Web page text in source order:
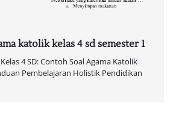
katolik kelas 4 sd semester 1
4 SD: Contoh Soal Agama Katolik
Pembelajaran Holistik Pendidikan